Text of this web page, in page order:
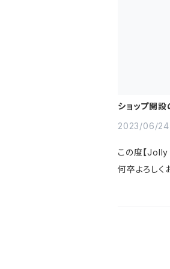
ショップ開
2023/06/
この度【
何卒よろしく